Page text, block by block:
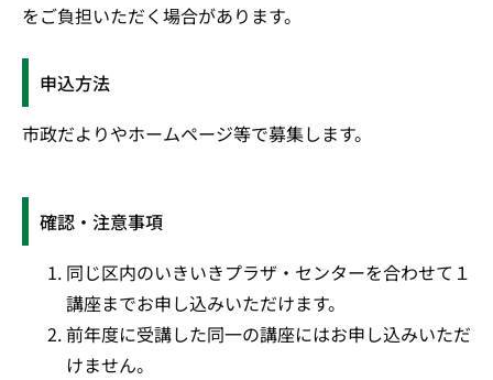
をご負担いただく場合があります。
申込方法
市政だよりやホームページ等で募集します。
確認・注意事項
同じ区内のいきいきプラザ・センターを合わせて１
講座までお申し込みいただけます。
前年度に受講した同一の講座にはお申し込みいただ
けません。